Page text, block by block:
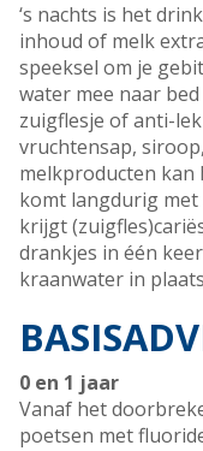
‘s nachts is het
inhoud of melk
speeksel om je
water mee naar
zuigflesje of anti-
vruchtensap,
melkproducten
komt langdurig
krijgt
drankjes in één
kraanwater in
0 en 1 jaar
Vanaf het
poetsen met